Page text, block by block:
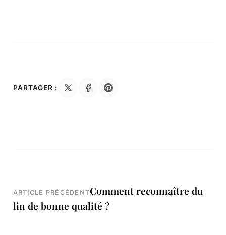
PARTAGER :
Navigation
de
ARTICLE PRÉCÉDENTComment reconnaître du
lin de bonne qualité ?